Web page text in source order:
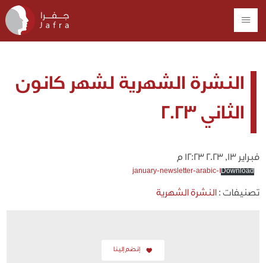
النشرة الشهرية لشهر كانون
الثاني 2023
فبراير 13, 2023 12:23 م
january-newsletter-arabic-1Download
تصنيفات :النشرة الشهرية
إنضم إلينا